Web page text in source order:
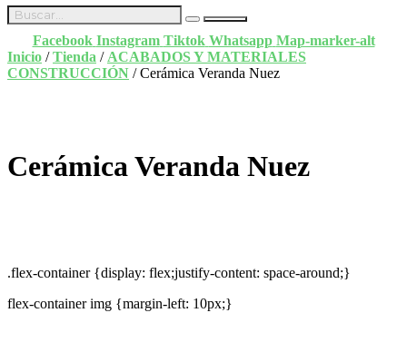
Facebook Instagram Tiktok Whatsapp Map-marker-alt
Inicio /Tienda / ACABADOS Y MATERIALES
CONSTRUCCIÓN / Cerámica Veranda Nuez
Cerámica Veranda Nuez
.flex-container {display: flex;justify-content: space-around;}
flex-container img {margin-left: 10px;}